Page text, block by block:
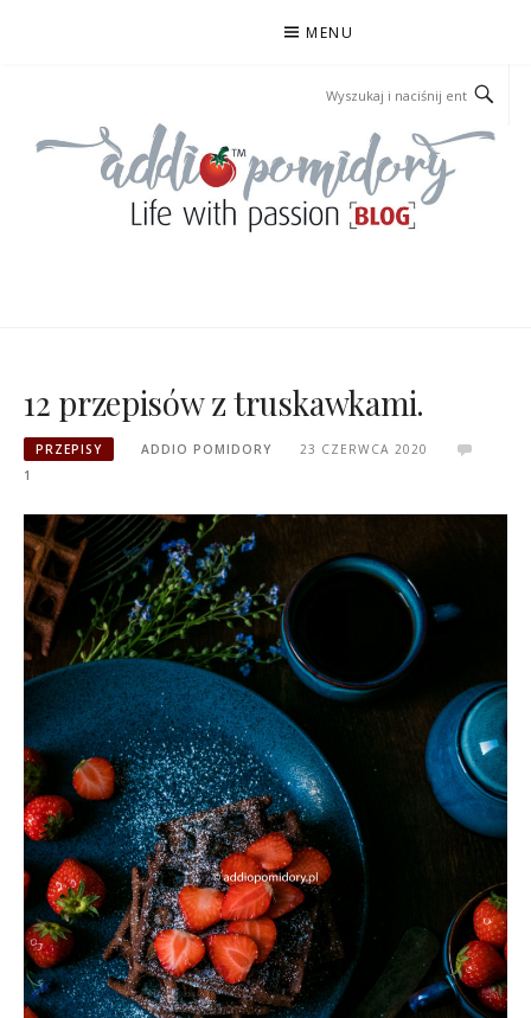
MENU
12 przepisów z truskawkami.
PRZEPISY ADDIO POMIDORY
23 CZERWCA 2020
1